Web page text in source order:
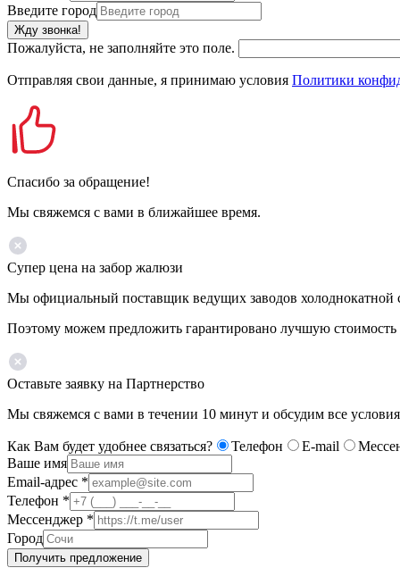
Введите город
Жду звонка!
Пожалуйста, не заполняйте это поле.
Отправляя свои данные, я принимаю условия Политики
Спасибо за обращение!
Мы свяжемся с вами в ближайшее время.
Супер цена на забор жалюзи
Мы официальный поставщик ведущих заводов холоднокатной
Поэтому можем предложить гарантировано лучшую стоимость
Оставьте заявку на Партнерство
Мы свяжемся с вами в течении 10 минут и обсудим все условия
Как Вам будет удобнее связаться? Телефон E-mail
Ваше имя
Email-адрес *
Телефон *
Мессенджер *
Город
Получить предложение